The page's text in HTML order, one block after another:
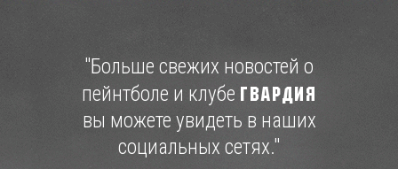
"Больше свежих новостей о
пейнтболе и клубе
ГВАРДИЯ
вы можете увидеть в наших
социальных сетях."